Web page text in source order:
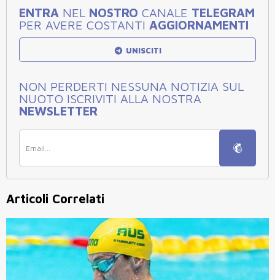
ENTRA NEL NOSTRO CANALE TELEGRAM
PER AVERE COSTANTI AGGIORNAMENTI
UNISCITI
NON PERDERTI NESSUNA NOTIZIA SUL
NUOTO ISCRIVITI ALLA NOSTRA
NEWSLETTER
Articoli Correlati